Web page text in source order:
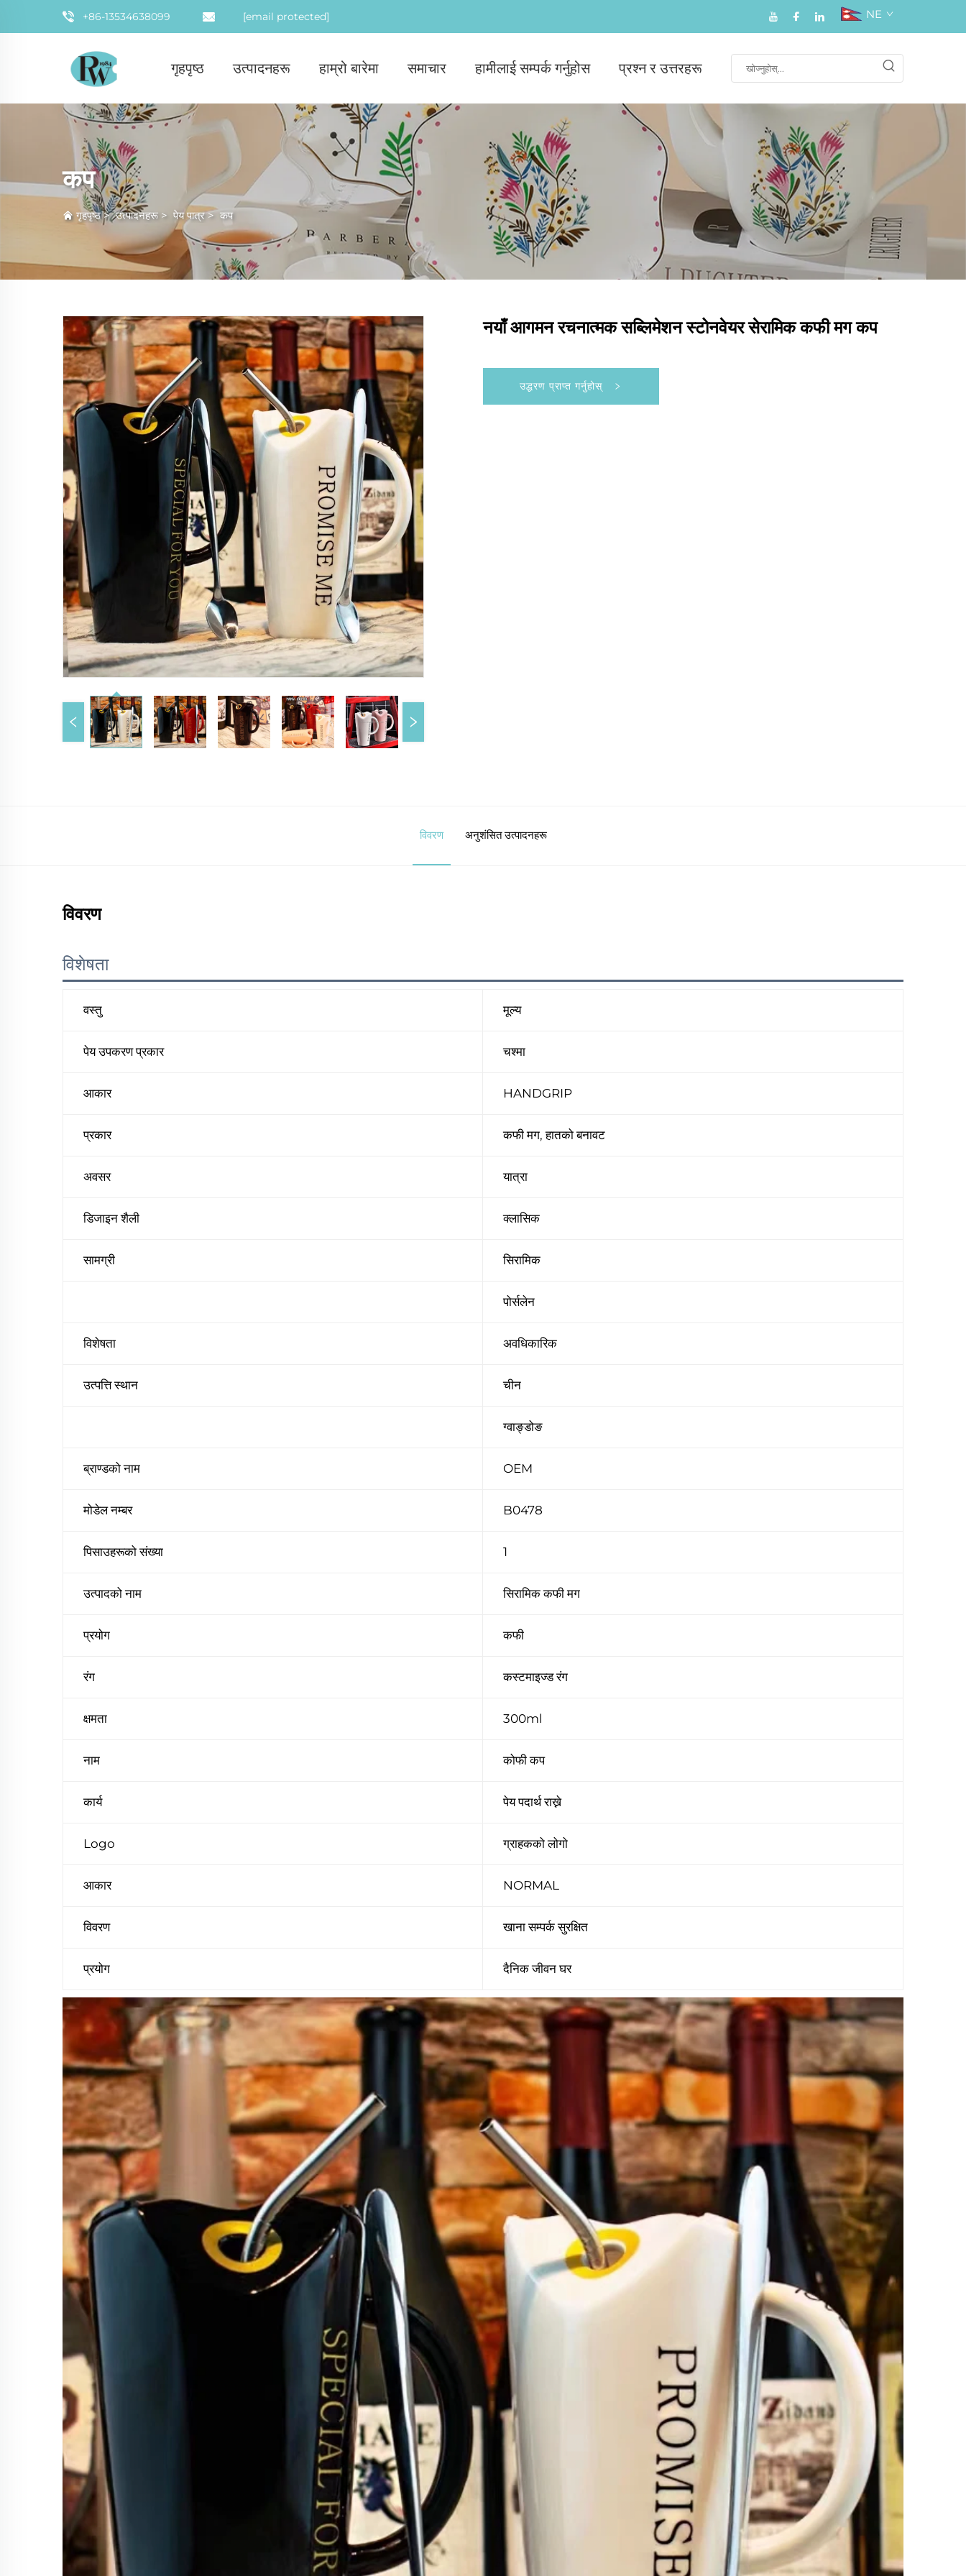
+86-13534638099 [email protected] NE
गृहपृष्ठ उत्पादनहरू हाम्रो बारेमा समाचार हामीलाई सम्पर्क गर्नुहोस प्रश्न र उत्तरहरू
कप
गृहपृष्ठ>उत्पादनहरू> पेय पात्र> कप
नयाँ आगमन रचनात्मक सब्लिमेशन स्टोनवेयर सेरामिक कफी मग कप
उद्धरण प्राप्त गर्नुहोस्
विवरण अनुशंसित उत्पादनहरू
विवरण
विशेषता
वस्तु मूल्य
पेय उपकरण प्रकार चश्मा
आकार HANDGRIP
प्रकार कफी मग, हातको बनावट
अवसर यात्रा
डिजाइन शैली क्लासिक
सामग्री सिरामिक
पोर्सलेन
विशेषता अवधिकारिक
उत्पत्ति स्थान चीन
ग्वाङ्डोङ
ब्राण्डको नाम OEM
मोडेल नम्बर B0478
पिसाउहरूको संख्या 1
उत्पादको नाम सिरामिक कफी मग
प्रयोग कफी
रंग कस्टमाइज्ड रंग
क्षमता 300ml
नाम कोफी कप
कार्य पेय पदार्थ राख्ने
Logo ग्राहकको लोगो
आकार NORMAL
विवरण खाना सम्पर्क सुरक्षित
प्रयोग दैनिक जीवन घर